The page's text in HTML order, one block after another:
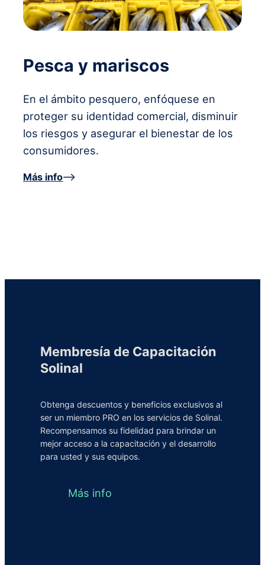
Pesca y mariscos
En el ámbito pesquero, enfóquese en
proteger su identidad comercial, disminuir
los riesgos y asegurar el bienestar de los
consumidores.
Más info
Membresía de Capacitación
Solinal
Obtenga descuentos y beneficios exclusivos al
ser un miembro PRO en los servicios de Solinal.
Recompensamos su fidelidad para brindar un
mejor acceso a la capacitación y el desarrollo
para usted y sus equipos.
Más info